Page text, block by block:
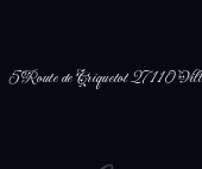
5 Route de Criquetot 27110